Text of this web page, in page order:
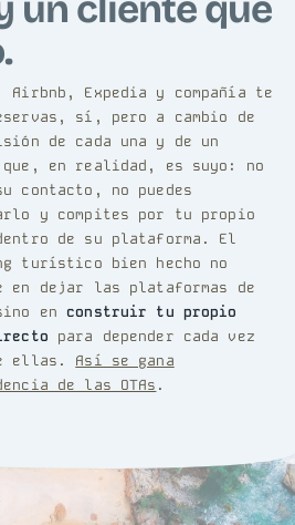
Airbnb, Expedia y compañía te
sí, pero a cambio de
de cada una y de un
en realidad, es suyo: no
contacto, no puedes
y compites por tu propio
de su plataforma. El
turístico bien hecho no
en dejar las plataformas de
en construir tu propio
para depender cada vez
ellas. Así se gana
de las OTAs .